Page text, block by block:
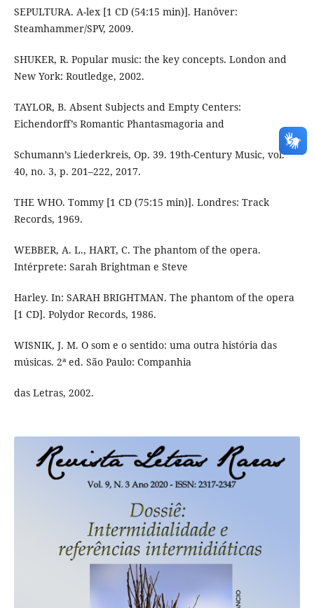
SEPULTURA. A-lex [1 CD (54:15 min)]. Hanôver:
Steamhammer/SPV, 2009.
SHUKER, R. Popular music: the key concepts. London and
New York: Routledge, 2002.
TAYLOR, B. Absent Subjects and Empty Centers:
Eichendorff’s Romantic Phantasmagoria and
Schumann’s Liederkreis, Op. 39. 19th-Century Music, vol.
40, no. 3, p. 201–222, 2017.
THE WHO. Tommy [1 CD (75:15 min)]. Londres: Track
Records, 1969.
WEBBER, A. L., HART, C. The phantom of the opera.
Intérprete: Sarah Brightman e Steve
Harley. In: SARAH BRIGHTMAN. The phantom of the opera
[1 CD]. Polydor Records, 1986.
WISNIK, J. M. O som e o sentido: uma outra história das
músicas. 2ª ed. São Paulo: Companhia
das Letras, 2002.